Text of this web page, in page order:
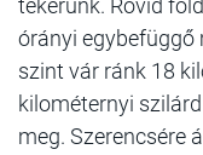
tekerünk. Rövid
órányi egybefüggő
szint vár ránk 18
kilométernyi
meg. Szerencsére